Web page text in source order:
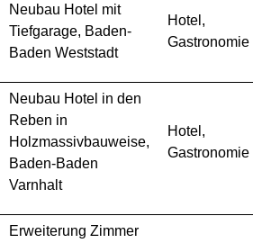
Neubau Hotel mit
Tiefgarage, Baden-
Baden Weststadt
Hotel,
Gastronomie
Neubau Hotel in den
Reben in
Holzmassivbauweise,
Baden-Baden
Varnhalt
Hotel,
Gastronomie
Erweiterung Zimmer